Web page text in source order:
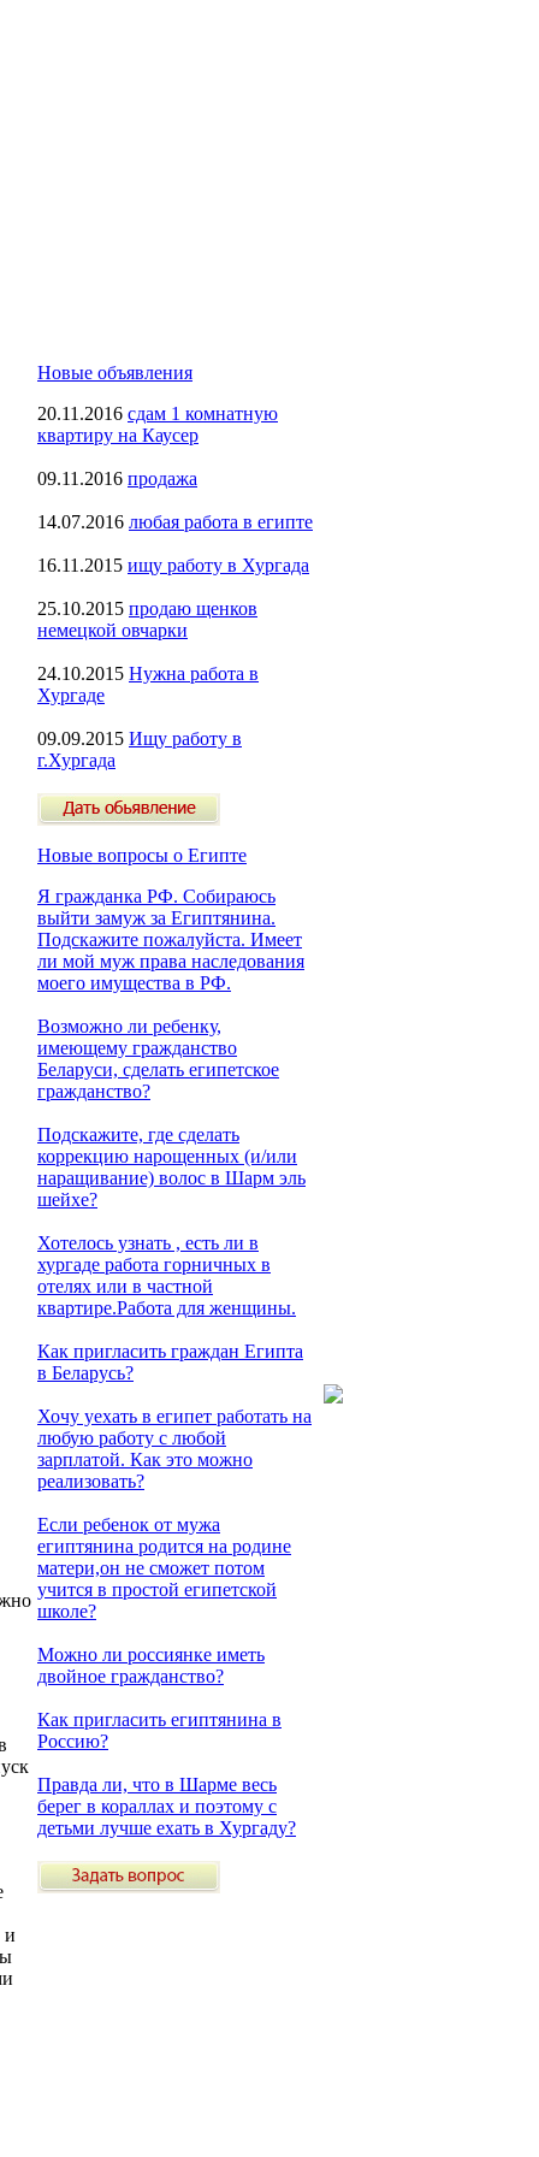
и
Новые объявления
20.11.2016 сдам 1 комнатную
квартиру на Каусер
09.11.2016 продажа
14.07.2016 любая работа в египте
16.11.2015 ищу работу в Хургада
25.10.2015 продаю щенков
немецкой овчарки
24.10.2015 Нужна работа в
Хургаде
09.09.2015 Ищу работу в
г.Хургада
Новые вопросы о Египте
Я гражданка РФ. Собираюсь
выйти замуж за Египтянина.
Подскажите пожалуйста. Имеет
ли мой муж права наследования
моего имущества в РФ.
Возможно ли ребенку,
имеющему гражданство
Беларуси, сделать египетское
гражданство?
Подскажите, где сделать
коррекцию нарощенных (и/или
наращивание) волос в Шарм эль
шейхе?
Хотелось узнать , есть ли в
хургаде работа горничных в
отелях или в частной
квартире.Работа для женщины.
Как пригласить граждан Египта
в Беларусь?
Хочу уехать в египет работать на
любую работу с любой
зарплатой. Как это можно
реализовать?
Если ребенок от мужа
египтянина родится на родине
матери,он не сможет потом
учится в простой египетской
школе?
Можно ли россиянке иметь
двойное гражданство?
Как пригласить египтянина в
Россию?
Правда ли, что в Шарме весь
берег в кораллах и поэтому с
детьми лучше ехать в Хургаду?